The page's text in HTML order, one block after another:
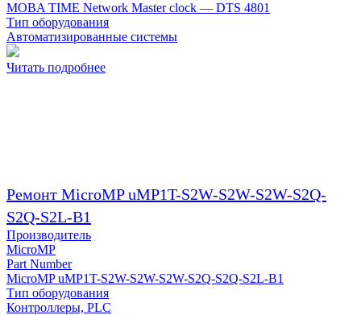
MOBA TIME Network Master clock — DTS 4801
Тип оборудования
Автоматизированные системы
Читать подробнее
Ремонт MicroMP uMP1T-S2W-S2W-S2W-S2Q-
S2Q-S2L-B1
Производитель
MicroMP
Part Number
MicroMP uMP1T-S2W-S2W-S2W-S2Q-S2Q-S2L-B1
Тип оборудования
Контроллеры, PLC